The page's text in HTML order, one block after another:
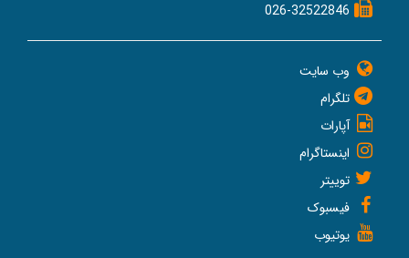
026-32522846
وب سایت
تلگرام
آپارات
اینستاگرام
توییتر
فیسبوک
یوتیوب